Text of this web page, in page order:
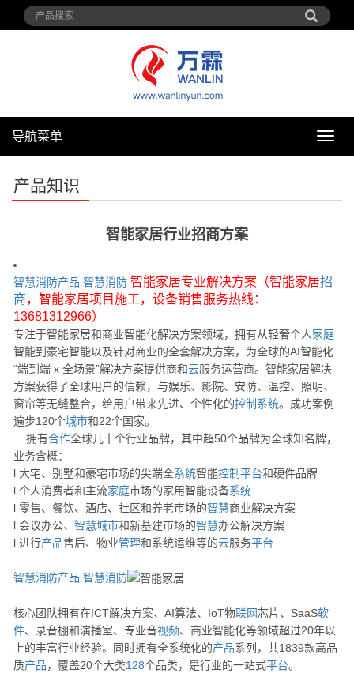
导
导航菜单
产品知识
智能家居行业招商方案
智慧消防产品 智慧消防 智能家居专业解决方案（智能家居招
商，智能家居项目施工，设备销售服务热线：
13681312966）
专注于智能家居和商业智能化解决方案领域，拥有从轻奢个人家庭
智能到豪宅智能以及针对商业的全套解决方案，为全球的AI智能化
“端到端 x 全场景”解决方案提供商和云服务运营商。智能家居解决
方案获得了全球用户的信赖，与娱乐、影院、安防、温控、照明、
窗帘等无缝整合，给用户带来先进、个性化的控制 系统。成功案例
遍步120个城市和22个国家。
拥有合作全球几十个行业品牌，其中超50个品牌为全球知名牌，
业务含概：
l 大宅、别墅和豪宅市场的尖端全系统智能控制平台和硬件品牌
l 个人消费者和主流家庭市场的家用智能设备系统
l 零售、餐饮、酒店、社区和养老市场的智慧商业解决方案
l 会议办公、 智慧城市和新基建市场的智慧办公解决方案
l 进行产品售后、物业管理和系统运维等的云服务平台
智慧消防产品 智慧消防
核心团队拥有在ICT解决方案、AI算法、IoT物联网芯片、SaaS软
件、录音棚和演播室、专业音视频、商业智能化等领域超过20年以
上的丰富行业经验。同时拥有全系统化的产品系列，共1839款高品
质产品，覆盖20个大类128个品类，是行业的一站式平台。